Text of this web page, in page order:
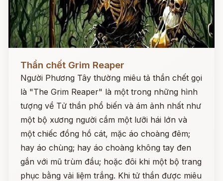
Đọc ngay
Thần chết Grim Reaper
Người Phương Tây thường miêu tả thần chết gọi
là "The Grim Reaper" là một trong những hình
tượng về Tử thần phổ biến và ám ảnh nhất như
một bộ xương người cầm một lưỡi hái lớn và
một chiếc đồng hồ cát, mặc áo choàng đêm;
hay áo chùng; hay áo choàng không tay đen
gắn với mũ trùm đầu; hoặc đôi khi một bộ trang
phục bằng vải liệm trắng. Khi tử thần được miêu